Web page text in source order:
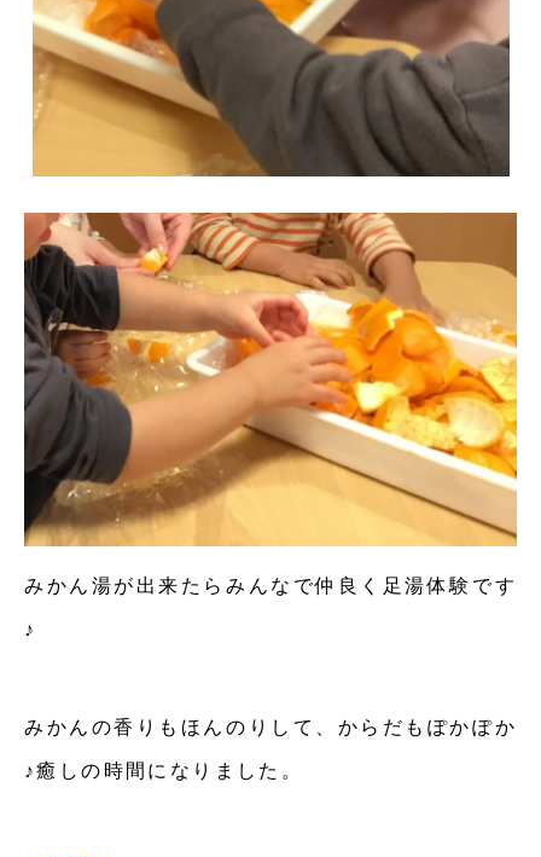
みかん湯が出来たらみんなで仲良く足湯体験です
♪
みかんの香りもほんのりして、からだもぽかぽか
♪癒しの時間になりました。